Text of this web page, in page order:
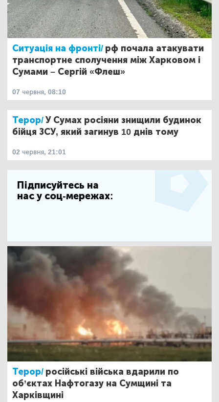
Ситуація на фронті/ рф почала атакувати
транспортне сполучення між Харковом і
Сумами – Сергій «Флеш»
07 червня, 08:10
Терор/У Сумах росіяни знищили будинок
бійця ЗСУ, який загинув 10 днів тому
02 червня, 21:01
Підписуйтесь на
нас у соц-мережах:
Терор/ російські війська вдарили по
об’єктах Нафтогазу на Сумщині та
Харківщині